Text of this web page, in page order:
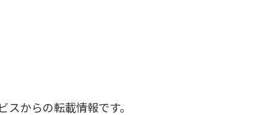
からの転載情報です。